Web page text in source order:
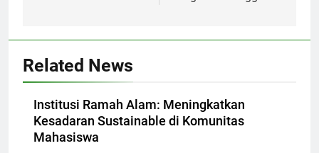
Related News
Institusi Ramah Alam: Meningkatkan
Kesadaran Sustainable di Komunitas
Mahasiswa